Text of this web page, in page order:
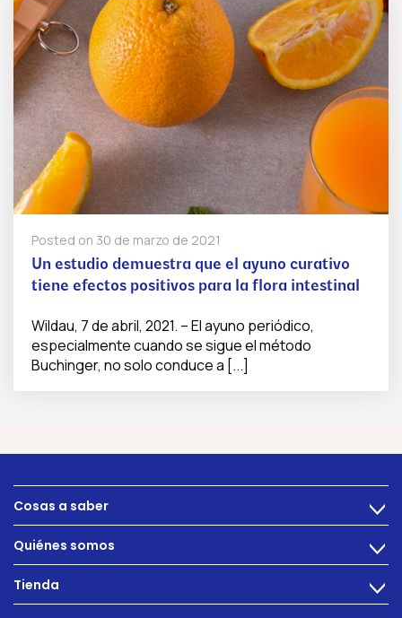
Posted on 30 de marzo de 2021
Un estudio demuestra que el ayuno curativo
tiene efectos positivos para la flora intestinal
Wildau, 7 de abril, 2021. – El ayuno periódico,
especialmente cuando se sigue el método
Buchinger, no solo conduce a [...]
Cosas a saber >
Alimentacion
Problemas intestinales
Salud intestinal
Quiénes somos >
Tecnología
Tienda >
INTEST.pro